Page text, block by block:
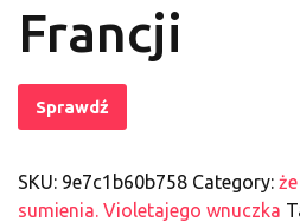
Francji
Sprawdź
SKU: 9e7c1b60b758 Category:
sumienia. Violetajego wnuczka